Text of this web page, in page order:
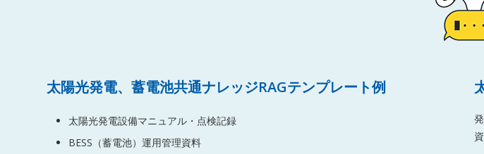
太陽光発電、蓄電池共通ナレッジRAGテンプレート例
太陽光発電設備マニュアル・点検記録
BESS（蓄電池）運用管理資料